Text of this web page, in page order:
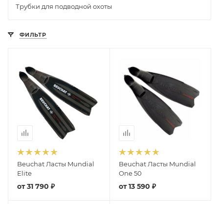
Трубки для подводной охоты
ФИЛЬТР
Beuchat Ласты Mundial
Elite
от31 790 ₽
Beuchat Ласты Mundial
One 50
от13 590 ₽